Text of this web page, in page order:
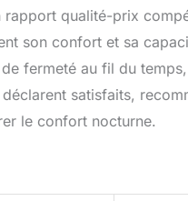
qualité-prix
son confort et sa
fermeté au fil du
satisfaits,
le confort nocturne.